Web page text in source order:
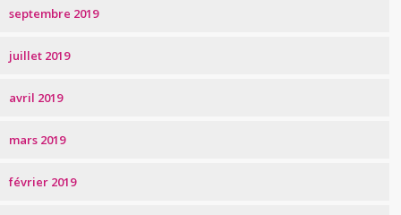
septembre 2019
juillet 2019
avril 2019
mars 2019
février 2019